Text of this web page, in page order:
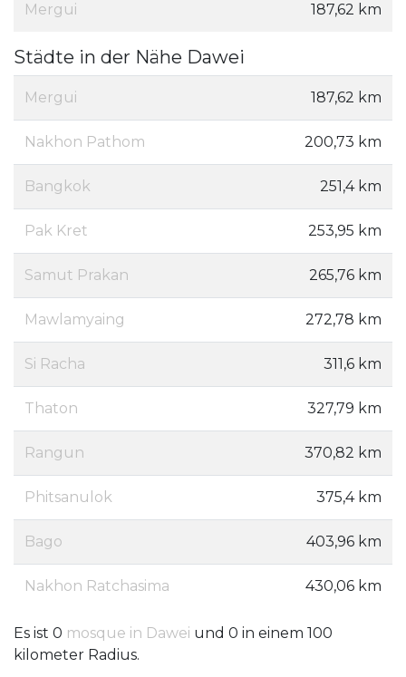
Mergui 187,62 km
Städte in der Nähe Dawei
Mergui 187,62 km
Nakhon Pathom 200,73 km
Bangkok 251,4 km
Pak Kret 253,95 km
Samut Prakan 265,76 km
Mawlamyaing 272,78 km
Si Racha 311,6 km
Thaton 327,79 km
Rangun 370,82 km
Phitsanulok 375,4 km
Bago 403,96 km
Nakhon Ratchasima 430,06 km
Es ist 0 mosque in Dawei und 0 in einem 100
kilometer Radius.